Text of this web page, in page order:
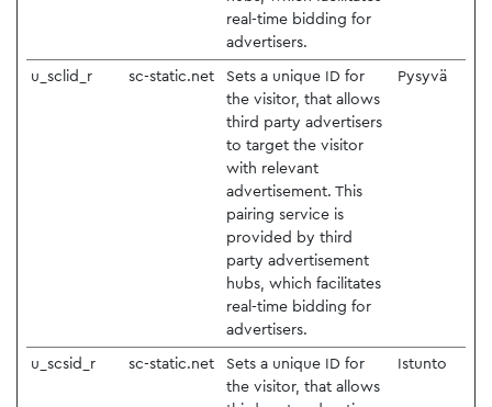
real-time bidding for
advertisers.
u_sclid_r sc-static.net
Sets a unique ID for
the visitor, that allows
third party advertisers
to target the visitor
with relevant
advertisement. This
pairing service is
provided by third
party advertisement
hubs, which facilitates
real-time bidding for
advertisers.
Pysyvä
u_scsid_r sc-static.net
Sets a unique ID for
the visitor, that allows
Istunto